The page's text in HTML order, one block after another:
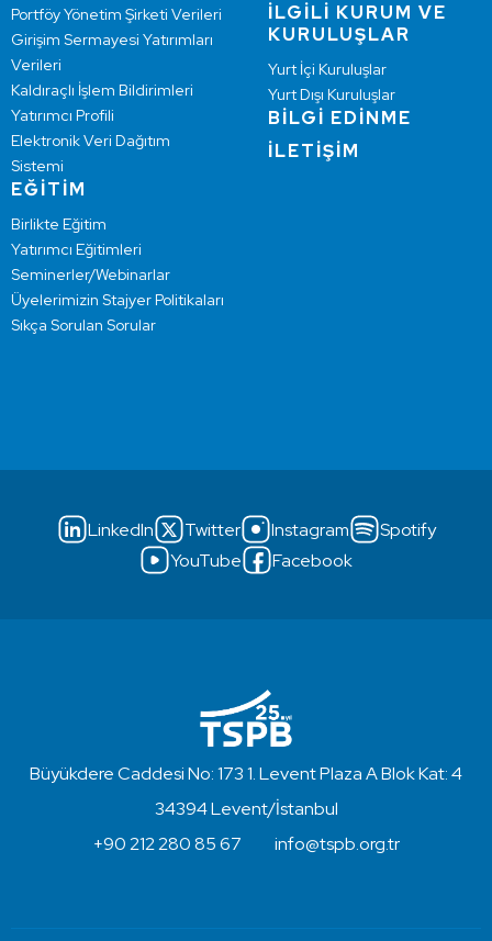
Portföy Yönetim Şirketi Verileri
Girişim Sermayesi Yatırımları
Verileri
Kaldıraçlı İşlem Bildirimleri
Yatırımcı Profili
Elektronik Veri Dağıtım
Sistemi
EĞİTİM
Birlikte Eğitim
Yatırımcı Eğitimleri
Seminerler/Webinarlar
Üyelerimizin Stajyer Politikaları
Sıkça Sorulan Sorular
İLGİLİ KURUM VE
KURULUŞLAR
Yurt İçi Kuruluşlar
Yurt Dışı Kuruluşlar
BİLGİ EDİNME
İLETİŞİM
LinkedIn Twitter Instagram
Spotify
YouTube
Facebook
Büyükdere Caddesi No: 173 1. Levent Plaza A Blok Kat: 4
34394 Levent/İstanbul
+90 212 280 85 67
info@tspb.org.tr